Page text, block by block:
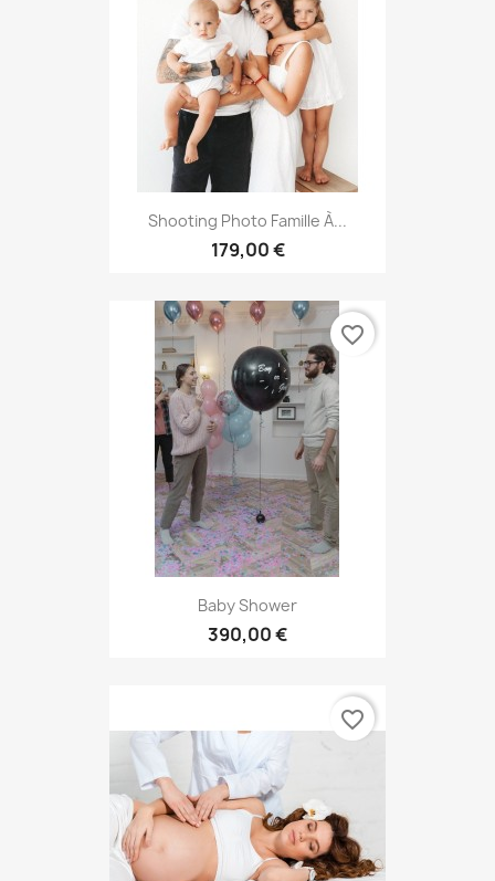
Shooting Photo Famille À...
179,00 €
Baby Shower
390,00 €
favorite_border
favorite_border